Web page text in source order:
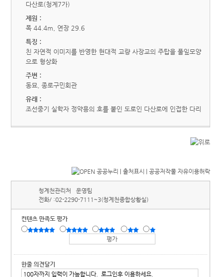
다산로(청계7가)
제원 :
폭 44.4m, 연장 29.6
특징 :
친 자연적 이미지를 반영한 현대적 교량 사장교의 주탑을 풀잎모양
으로 형상화
주변 :
동묘, 종로구민회관
유래 :
조선중기 실학자 정약용의 호를 붙인 도로인 다산로에 인접한 다리
청계천관리처
운영팀
전화/ :02-2290-7111~3(청계천종합상황실)
컨텐츠 만족도 평가
한줄 의견달기